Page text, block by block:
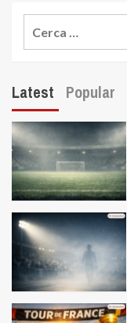
Latest Popular